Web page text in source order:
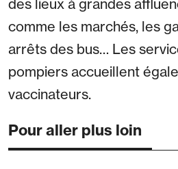
des lieux à grandes
comme les marchés, les
arrêts des bus… Les
pompiers accueillent
vaccinateurs.
Pour aller plus loin